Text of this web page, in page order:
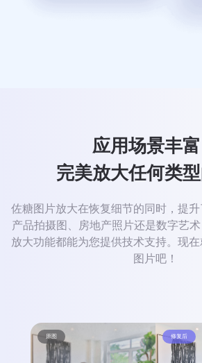
应用场景丰富
完美放大任何类
佐糖图片放大在恢复细节的同时，提
产品拍摄图、房地产照片还是数字艺
放大功能都能为您提供技术支持。现
图片吧！
原图 修复后